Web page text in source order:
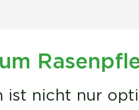
ist nicht nur